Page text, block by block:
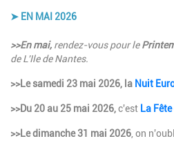
➤ EN MAI 2026
Description
>>En mai, rendez-vous pour le
de L'Ile de Nantes.
>>Le samedi 23 mai 2026, la Nuit
>>Du 20 au 25 mai 2026,c'est La
>>Ledimanche 31 mai 2026 , on